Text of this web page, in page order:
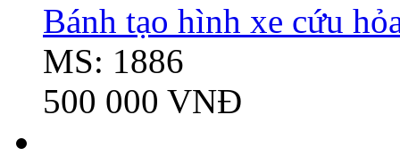
Bánh tạo hình xe cứu
MS: 1886
500 000 VNĐ